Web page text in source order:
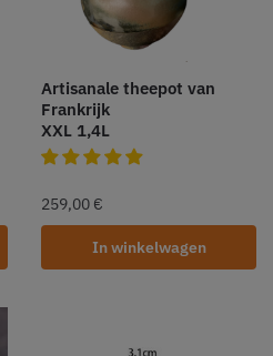
Artisanale theepot van
Frankrijk
XXL 1,4L
259,00 €
In winkelwagen